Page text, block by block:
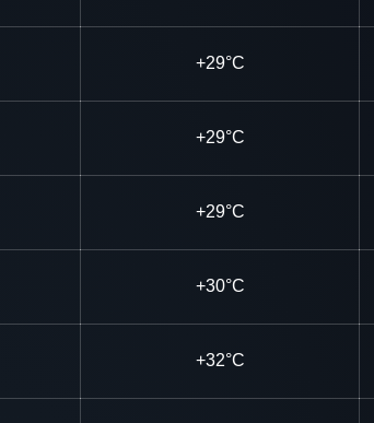
+29°C
+29°C
+29°C
+30°C
+32°C